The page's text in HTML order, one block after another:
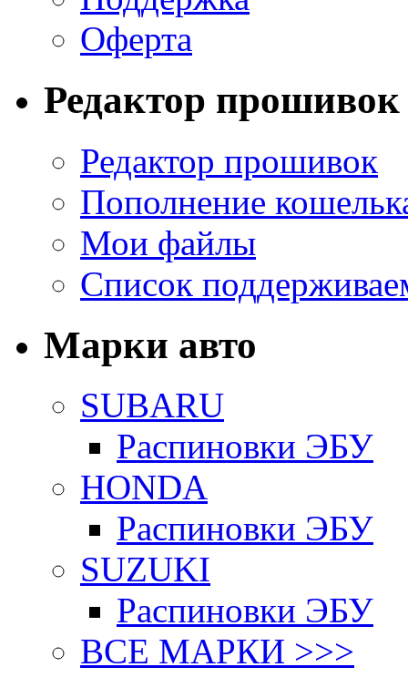
Оферта
Редактор прошивок
Редактор прошивок
Пополнение
Мои файлы
Список
Марки авто
SUBARU
Распиновки ЭБУ
HONDA
Распиновки ЭБУ
SUZUKI
Распиновки ЭБУ
ВСЕ МАРКИ >>>